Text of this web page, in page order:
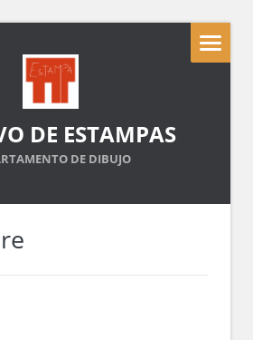
DE ESTAMPAS
DE DIBUJO